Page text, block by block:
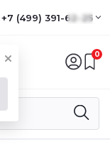
+7 (499) 391-62-25
0